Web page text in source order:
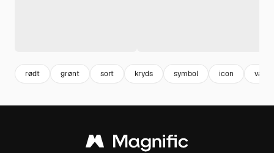
rødt grønt sort kryds symbol icon valg